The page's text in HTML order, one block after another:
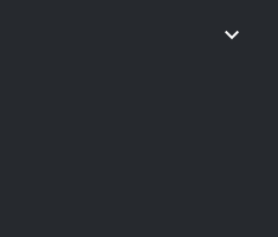
keyboard_arrow_down